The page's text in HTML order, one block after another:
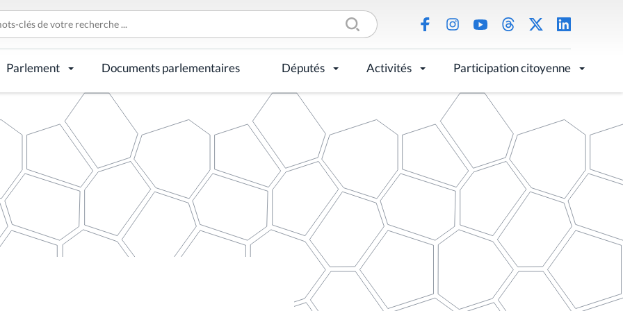
Parlement Documents parlementaires Députés Activités Participation citoyenne